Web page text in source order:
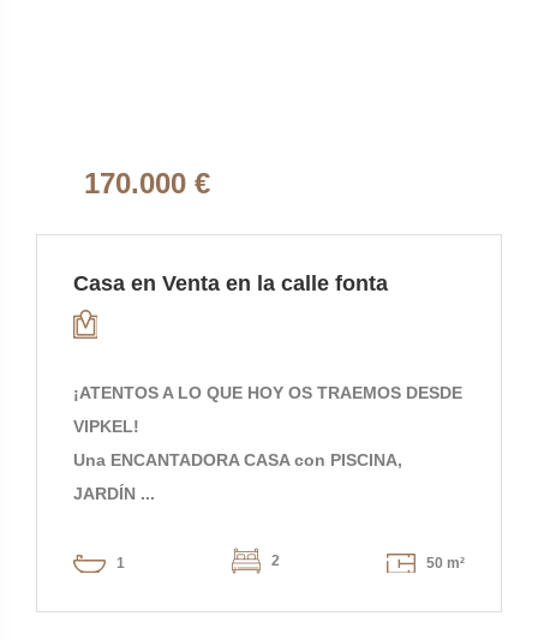
170.000 €
Casa en Venta en la calle fonta
¡ATENTOS A LO QUE HOY OS TRAEMOS DESDE
VIPKEL!
Una ENCANTADORA CASA con PISCINA,
JARDÍN ...
1 2 50 m²